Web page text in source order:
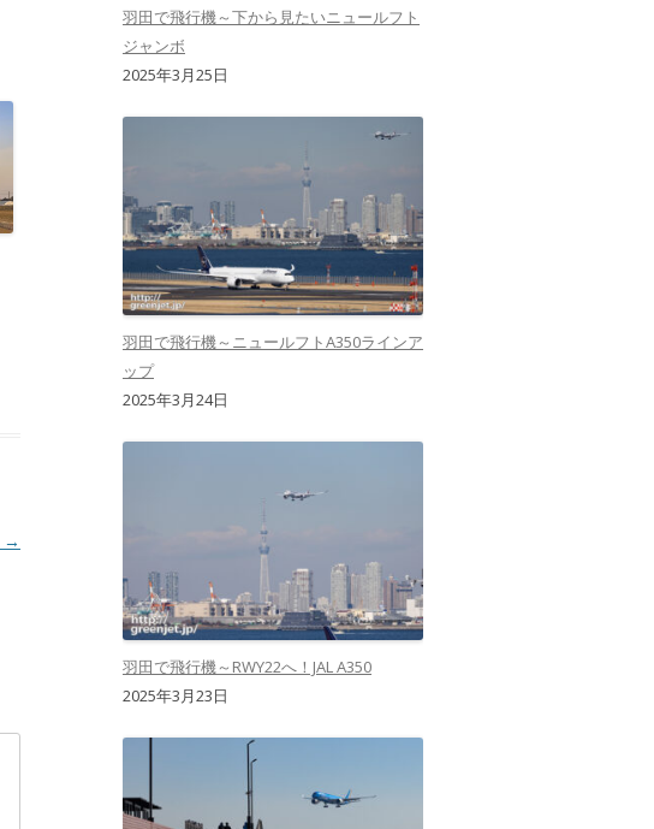
→
羽田で飛行機～下から見たいニュールフト
ジャンボ
2025年3月25日
羽田で飛行機～ニュールフトA350ラインア
ップ
2025年3月24日
羽田で飛行機～RWY22へ！JAL A350
2025年3月23日